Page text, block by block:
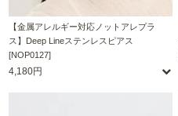
【金属アレルギー対応ノットアレプラ
ス】Deep Lineステンレスピアス
[NOP0127]
4,180円